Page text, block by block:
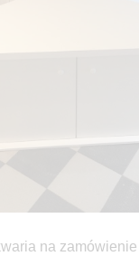
na zamówienie